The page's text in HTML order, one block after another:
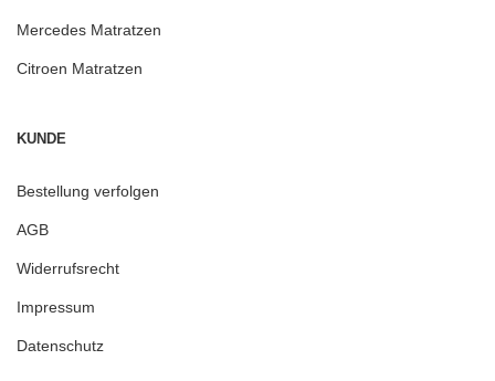
Mercedes Matratzen
Citroen Matratzen
KUNDE
Bestellung verfolgen
AGB
Widerrufsrecht
Impressum
Datenschutz